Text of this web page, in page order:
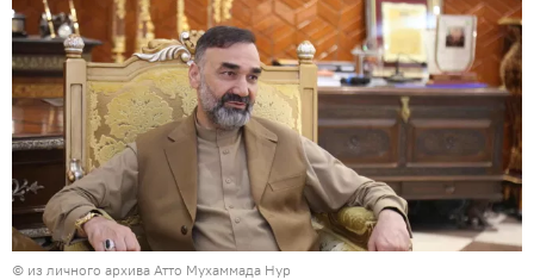
© из личного архива Атто Мухаммада Нур